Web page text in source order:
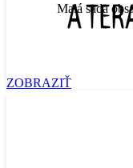
Malá sada
ZOBRAZIŤ